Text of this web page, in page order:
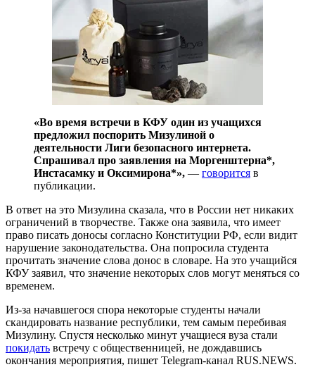
«Во время встречи в КФУ один из учащихся
предложил поспорить Мизулиной о
деятельности Лиги безопасного интернета.
Спрашивал про заявления на Моргенштерна*,
Инстасамку и Оксимирона*», — говорится в
публикации.
В ответ на это Мизулина сказала, что в России нет никаких
ограничений в творчестве. Также она заявила, что имеет
право писать доносы согласно Конституции РФ, если видит
нарушение законодательства. Она попросила студента
прочитать значение слова донос в словаре. На это учащийся
КФУ заявил, что значение некоторых слов могут меняться со
временем.
Из-за начавшегося спора некоторые студенты начали
скандировать название республики, тем самым перебивая
Мизулину. Спустя несколько минут учащиеся вуза стали
покидать встречу с общественницей, не дождавшись
окончания мероприятия, пишет Telegram-канал RUS.NEWS.